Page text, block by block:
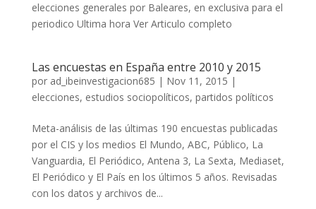
elecciones generales por Baleares, en exclusiva para el
periodico Ultima hora Ver Articulo completo
Las encuestas en España entre 2010 y 2015
por ad_ibeinvestigacion685 | Nov 11, 2015 |
elecciones, estudios sociopolíticos, partidos políticos
Meta-análisis de las últimas 190 encuestas publicadas
por el CIS y los medios El Mundo, ABC, Público, La
Vanguardia, El Periódico, Antena 3, La Sexta, Mediaset,
El Periódico y El País en los últimos 5 años. Revisadas
con los datos y archivos de...